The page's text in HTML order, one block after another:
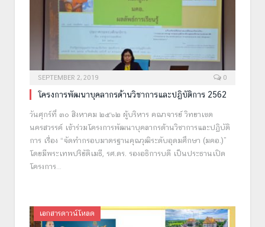
SEPTEMBER 2, 2019 0
โครงการพัฒนาบุคลากรด้านวิชาการและปฏิบัติการ 2562
วันศุกร์ที่ ๓๐ สิงหาคม ๒๕๖๒ ผู้บริหาร คณาจารย์ วิทยาเขต
นครสวรรค์ เข้าร่วมโครงการพัฒนาบุคลากรด้านวิชาการและปฏิบัติ
การ เรื่อง “จัดทำกรอบมาตรฐานคุณวุฒิระดับอุดมศึกษา (มคอ.)”
โดยมีพระเทพปริยัติเมธี, รศ.ดร. รองอธิการบดี เป็นประธานเปิด
โครงการ…
เอกสารดาวน์โหลด